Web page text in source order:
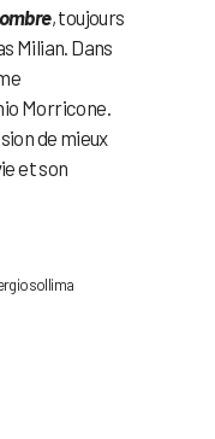
, toujours
Milian. Dans
Morricone.
de mieux
et son